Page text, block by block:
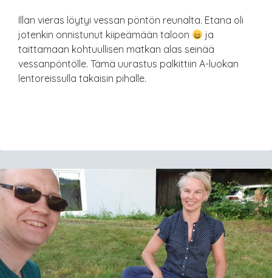
Illan vieras löytyi vessan pöntön reunalta. Etana oli
jotenkin onnistunut kiipeämään taloon
ja
taittamaan kohtuullisen matkan alas seinää
vessanpöntölle. Tämä uurastus palkittiin A-luokan
lentoreissulla takaisin pihalle.